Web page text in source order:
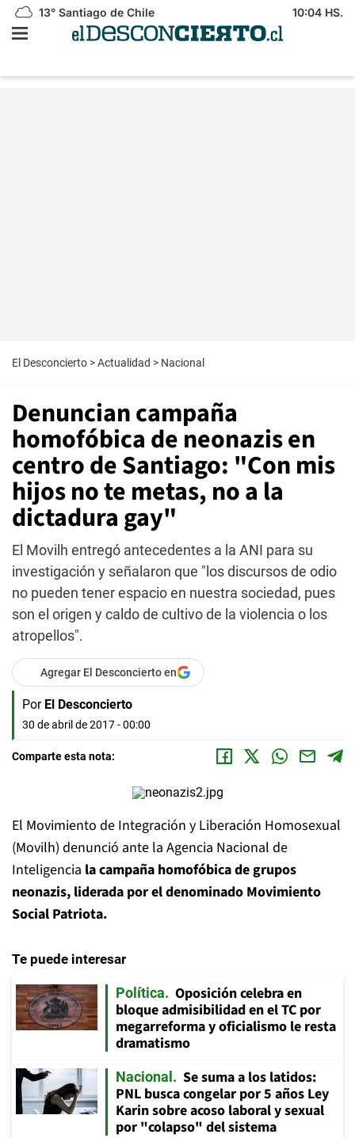
13° Santiago de Chile 10:04 HS.
El Desconcierto >Actualidad > Nacional
Denuncian campaña
homofóbica de neonazis en
centro de Santiago: "Con mis
hijos no te metas, no a la
dictadura gay"
El Movilh entregó antecedentes a la ANI para su
investigación y señalaron que "los discursos de odio
no pueden tener espacio en nuestra sociedad, pues
son el origen y caldo de cultivo de la violencia o los
atropellos".
Agregar El Desconcierto en
Por El Desconcierto
30 de abril de 2017 - 00:00
Comparte esta nota:
El Movimiento de Integración y Liberación Homosexual
(Movilh) denunció ante la Agencia Nacional de
Inteligencia la campaña homofóbica de grupos
neonazis, liderada por el denominado Movimiento
Social Patriota.
Te puede interesar
Política
Oposición celebra en
bloque admisibilidad en el TC por
megarreforma y oficialismo le resta
dramatismo
Nacional
Se suma a los latidos:
PNL busca congelar por 5 años Ley
Karin sobre acoso laboral y sexual
por "colapso" del sistema